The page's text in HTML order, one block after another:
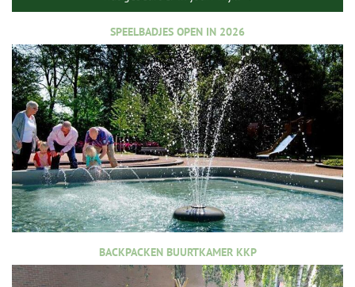
SPEELBADJES OPEN IN 2026
BACKPACKEN BUURTKAMER KKP